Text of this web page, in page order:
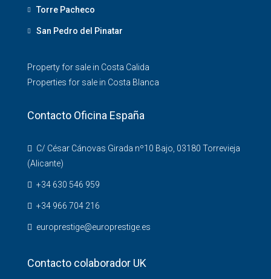
Torre Pacheco
San Pedro del Pinatar
Property for sale in Costa Calida
Properties for sale in Costa Blanca
Contacto Oficina España
C/ César Cánovas Girada nº10 Bajo, 03180 Torrevieja
(Alicante)
+34 630 546 959
+34 966 704 216
europrestige@europrestige.es
Contacto colaborador UK